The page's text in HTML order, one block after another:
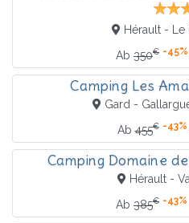
Hérault -
Ab 350€ -45%
Camping Les
Gard -
Ab455€ -43%
Camping Domaine
Hérault -
Ab 385€ -43%